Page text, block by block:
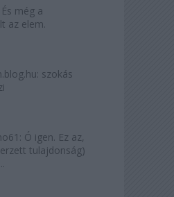
még a
az elem.
szokás
Ó igen. Ez az,
tulajdonság)